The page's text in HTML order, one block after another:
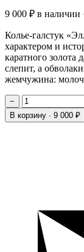
9 000 ₽ в наличии
Колье-галстук
характером и
каратного золота
слепит, а
жемчужина:
−
В корзину · 9 000 ₽